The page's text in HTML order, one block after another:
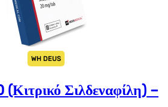
WH DEUS
Σιλδεναφίλη) –